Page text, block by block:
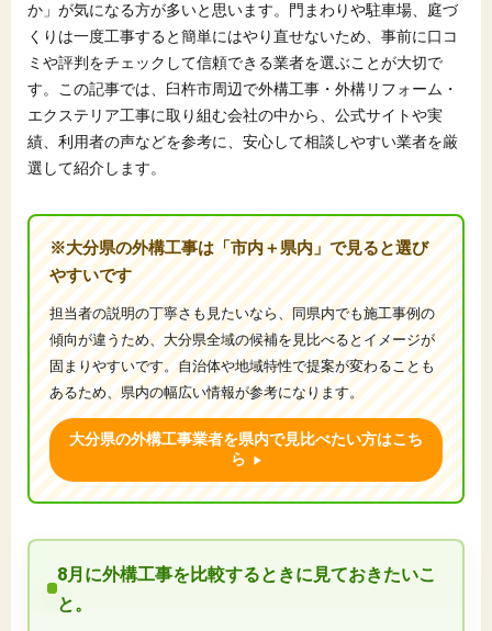
か」が気になる方が多いと思います。門まわりや駐車場、庭づ
くりは一度工事すると簡単にはやり直せないため、事前に口コ
ミや評判をチェックして信頼できる業者を選ぶことが大切で
す。この記事では、臼杵市周辺で外構工事・外構リフォーム・
エクステリア工事に取り組む会社の中から、公式サイトや実
績、利用者の声などを参考に、安心して相談しやすい業者を厳
選して紹介します。
※大分県の外構工事は「市内＋県内」で見ると選び
やすいです
担当者の説明の丁寧さも見たいなら、同県内でも施工事例の
傾向が違うため、大分県全域の候補を見比べるとイメージが
固まりやすいです。自治体や地域特性で提案が変わることも
あるため、県内の幅広い情報が参考になります。
大分県の外構工事業者を県内で見比べたい方はこち
ら
8月に外構工事を比較するときに見ておきたいこ
と。